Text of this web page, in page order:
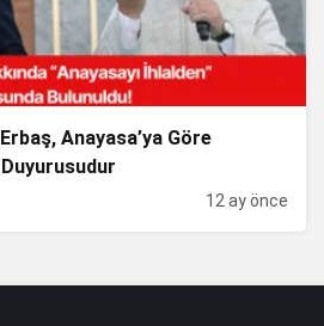
Anayasa’ya Göre
12 ay önce